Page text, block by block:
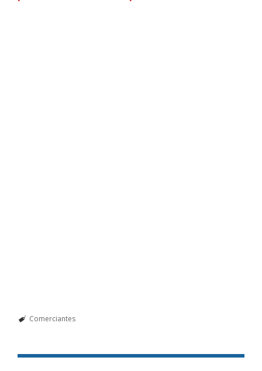
Comerciantes